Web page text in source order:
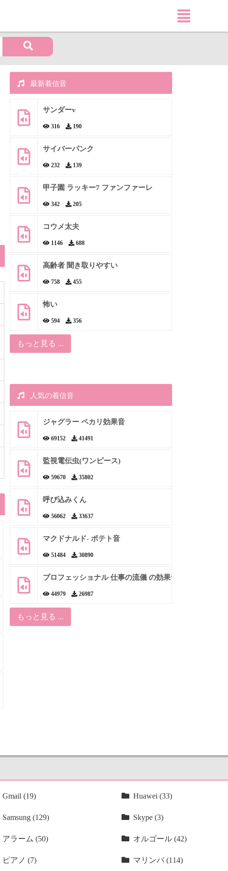
最新着信音
サンダーv
316 190
サイバーパンク
232 139
甲子園 ラッキー7 ファンファーレ
342 205
コウメ太夫
1146 688
高齢者 聞き取りやすい
758 455
怖い
594 356
もっと見る ...
人気の着信音
ジャグラー ペカリ効果音
69152 41491
監視電伝虫(ワンピース)
59670 35802
呼び込みくん
56062 33637
マクドナルド- ポテト音
51484 30890
プロフェッショナル 仕事の流儀 の効果音
44979 26987
もっと見る ...
Gmail (19) Huawei (33)
Samsung (129) Skype (3)
アラーム (50) オルゴール (42)
ピアノ (7) マリンバ (114)